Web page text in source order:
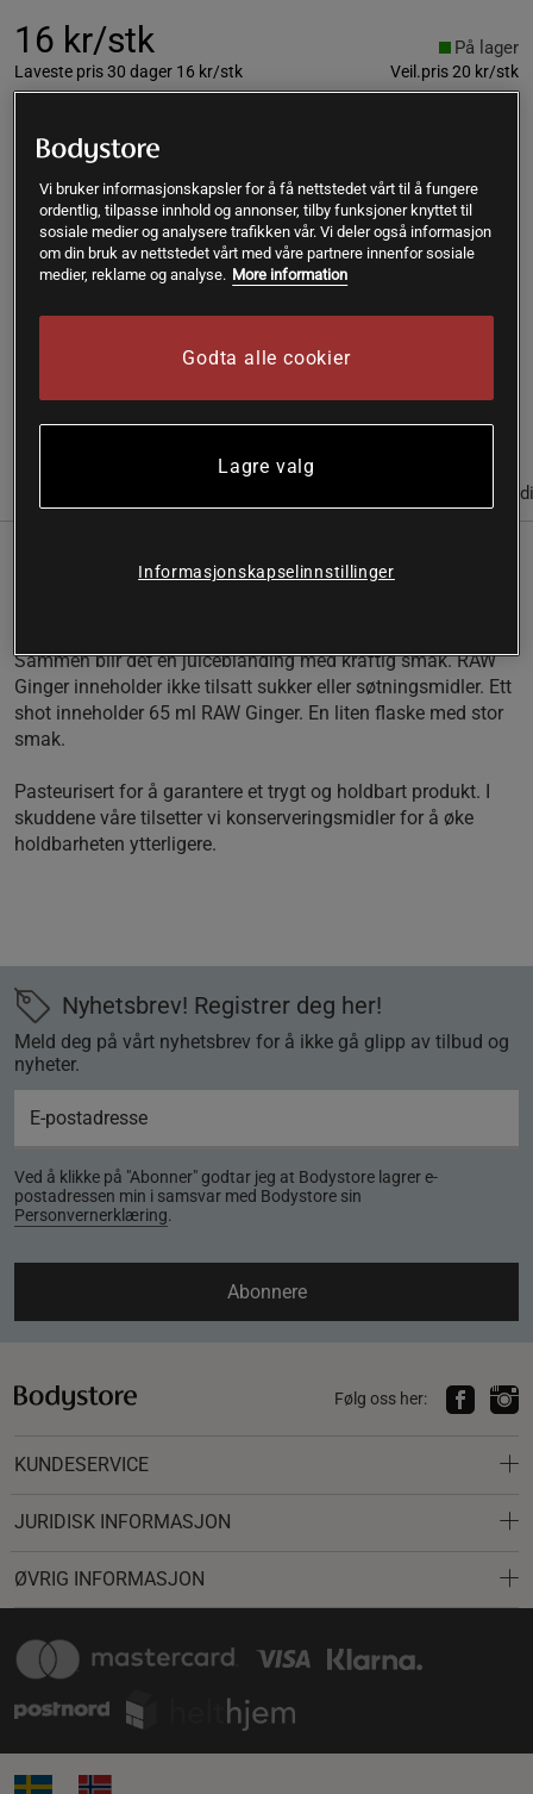
16 kr/stk
Laveste pris 30 dager 16 kr/stk Veil.pris20 kr/stk
På lager
Kjøp
Gratis frakt over 399 kr Gratis retur 14 dagers angrerett
En juiceblanding med intens smak!
Næringsinformasjon &
RÅ Ginger er laget av 32 % presset ingefær,
Sammen blir det en juiceblanding med kraftig smak. RAW
Ginger inneholder ikke tilsatt sukker eller søtningsmidler. Ett
shot inneholder 65 ml RAW Ginger. En liten flaske med stor
smak.
Pasteurisert for å garantere et trygt og holdbart produkt. I
skuddene våre tilsetter vi konserveringsmidler for å øke
holdbarheten ytterligere.
Nyhetsbrev! Registrer deg her!
Meld deg på vårt nyhetsbrev for å ikke gå glipp av tilbud og
nyheter.
Ved å klikke på "Abonner" godtar jeg at Bodystore lagrer e-
postadressen min i samsvar med Bodystore sin
Personvernerklæring.
Abonnere
Følg oss her:
KUNDESERVICE
JURIDISK INFORMASJON
ØVRIG INFORMASJON
Vi bruker informasjonskapsler for å få nettstedet vårt til å fungere
ordentlig, tilpasse innhold og annonser, tilby funksjoner knyttet til
sosiale medier og analysere trafikken vår. Vi deler også informasjon
om din bruk av nettstedet vårt med våre partnere innenfor sosiale
medier, reklame og analyse. More information
Godta alle cookier
Lagre valg
Informasjonskapselinnstillinger